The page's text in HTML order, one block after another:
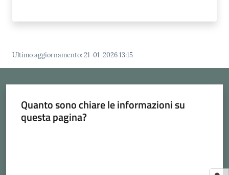
Ultimo aggiornamento:21-01-2026 13:15
Quanto sono chiare le informazioni su
questa pagina?